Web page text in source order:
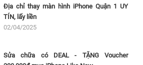
Địa chỉ thay màn hình iPhone Quận 1 UY
TÍN, lấy liền
02/04/2025
Sửa chữa có DEAL - TẶNG Voucher